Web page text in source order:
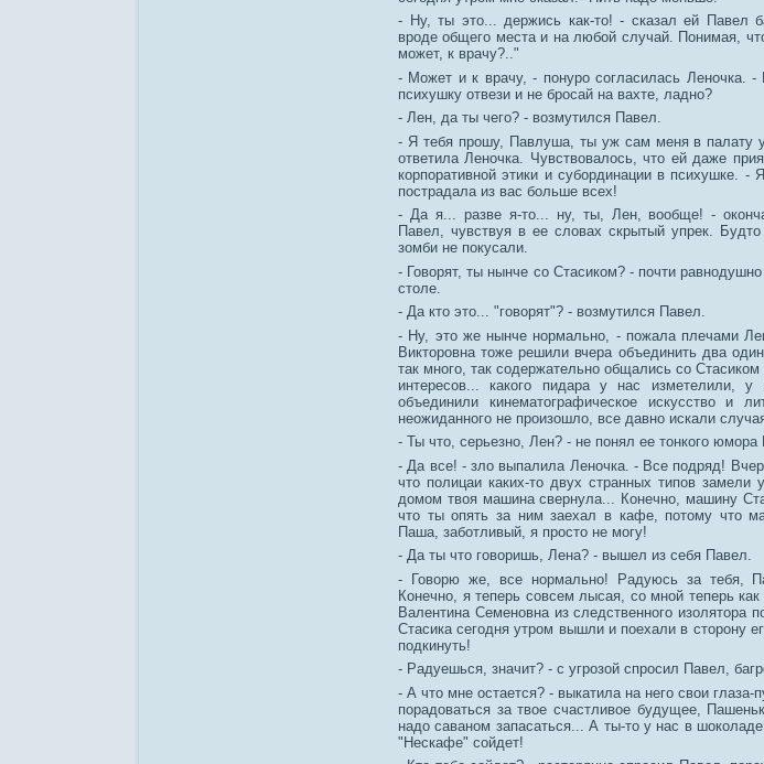
- Ну, ты это... держись как-то! - сказал ей Павел
вроде общего места и на любой случай. Понимая,
может, к врачу?.."
- Может и к врачу, - понуро согласилась Леночка.
психушку отвези и не бросай на вахте, ладно?
- Лен, да ты чего? - возмутился Павел.
- Я тебя прошу, Павлуша, ты уж сам меня в палату
ответила Леночка. Чувствовалось, что ей даже
корпоративной этики и субординации в психушке.
пострадала из вас больше всех!
- Да я... разве я-то... ну, ты, Лен, вообще! -
Павел, чувствуя в ее словах скрытый упрек.
зомби не покусали.
- Говорят, ты нынче со Стасиком? - почти
столе.
- Да кто это... "говорят"? - возмутился Павел.
- Ну, это же нынче нормально, - пожала плечами
Викторовна тоже решили вчера объединить два
так много, так содержательно общались со
интересов... какого пидара у нас изметелили,
объединили кинематографическое искусство и
неожиданного не произошло, все давно искали
- Ты что, серьезно, Лен? - не понял ее тонкого
- Да все! - зло выпалила Леночка. - Все подряд!
что полицаи каких-то двух странных типов
домом твоя машина свернула... Конечно, машину
что ты опять за ним заехал в кафе, потому что
Паша, заботливый, я просто не могу!
- Да ты что говоришь, Лена? - вышел из себя Павел.
- Говорю же, все нормально! Радуюсь за тебя,
Конечно, я теперь совсем лысая, со мной теперь
Валентина Семеновна из следственного изолятора
Стасика сегодня утром вышли и поехали в сторону
подкинуть!
- Радуешься, значит? - с угрозой спросил Павел,
- А что мне остается? - выкатила на него свои
порадоваться за твое счастливое будущее,
надо саваном запасаться... А ты-то у нас в
"Нескафе" сойдет!